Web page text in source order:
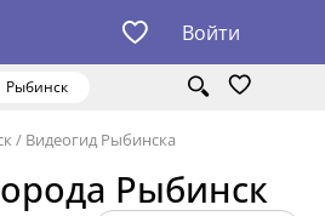
Войти
Рыбинск
/ Видеогид Рыбинска
Рыбинск